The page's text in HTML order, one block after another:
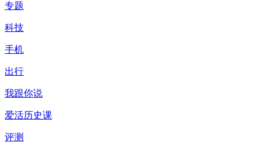
专题
科技
手机
出行
我跟你说
爱活历史课
评测